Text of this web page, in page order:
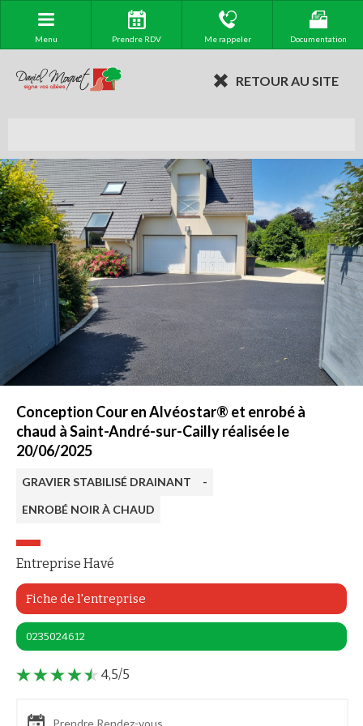
Menu Prendre RDV Me rappeler Documentation
RETOUR AU SITE
Conception Cour en Alvéostar® et enrobé à
chaud à Saint-André-sur-Cailly réalisée le
20/06/2025
GRAVIER STABILISÉ DRAINANT
-
ENROBÉ NOIR À CHAUD
Entreprise Havé
Fiche de l'entreprise
0235024612
4,5/5